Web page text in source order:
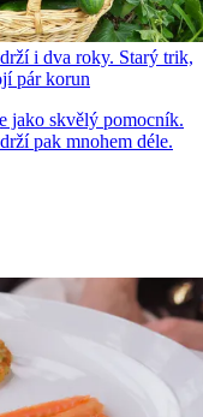
i dva roky. Starý trik,
pár korun
jako skvělý pomocník.
pak mnohem déle.